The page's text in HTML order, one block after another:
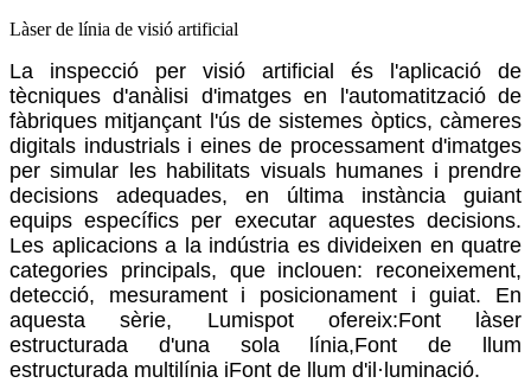
Làser de línia de visió artificial
La inspecció per visió artificial és l'aplicació de
tècniques d'anàlisi d'imatges en l'automatització de
fàbriques mitjançant l'ús de sistemes òptics, càmeres
digitals industrials i eines de processament d'imatges
per simular les habilitats visuals humanes i prendre
decisions adequades, en última instància guiant
equips específics per executar aquestes decisions.
Les aplicacions a la indústria es divideixen en quatre
categories principals, que inclouen: reconeixement,
detecció, mesurament i posicionament i guiat. En
aquesta sèrie, Lumispot ofereix:Font làser
estructurada d'una sola línia,Font de llum
estructurada multilínia iFont de llum d'il·luminació.